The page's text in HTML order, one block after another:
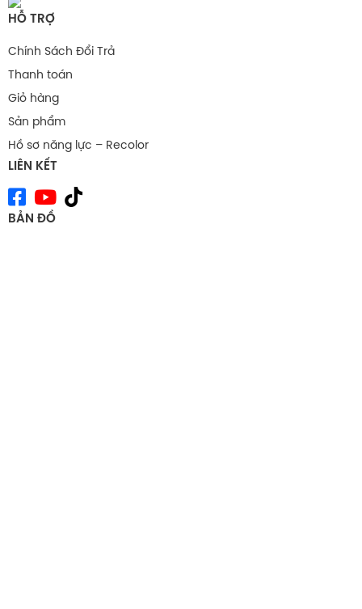
HỖ TRỢ
Chính Sách Đổi Trả
Thanh toán
Giỏ hàng
Sản phẩm
Hồ sơ năng lực – Recolor
LIÊN KẾT
BẢN ĐỒ